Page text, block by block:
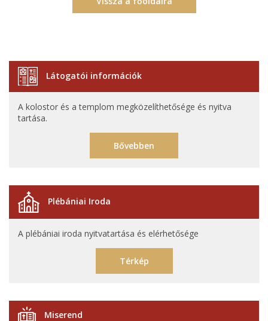
Látogatói információk
A kolostor és a templom megközelíthetősége és nyitva
tartása.
Bővebben
Plébániai Iroda
A plébániai iroda nyitvatartása és elérhetősége
Térkép
Miserend